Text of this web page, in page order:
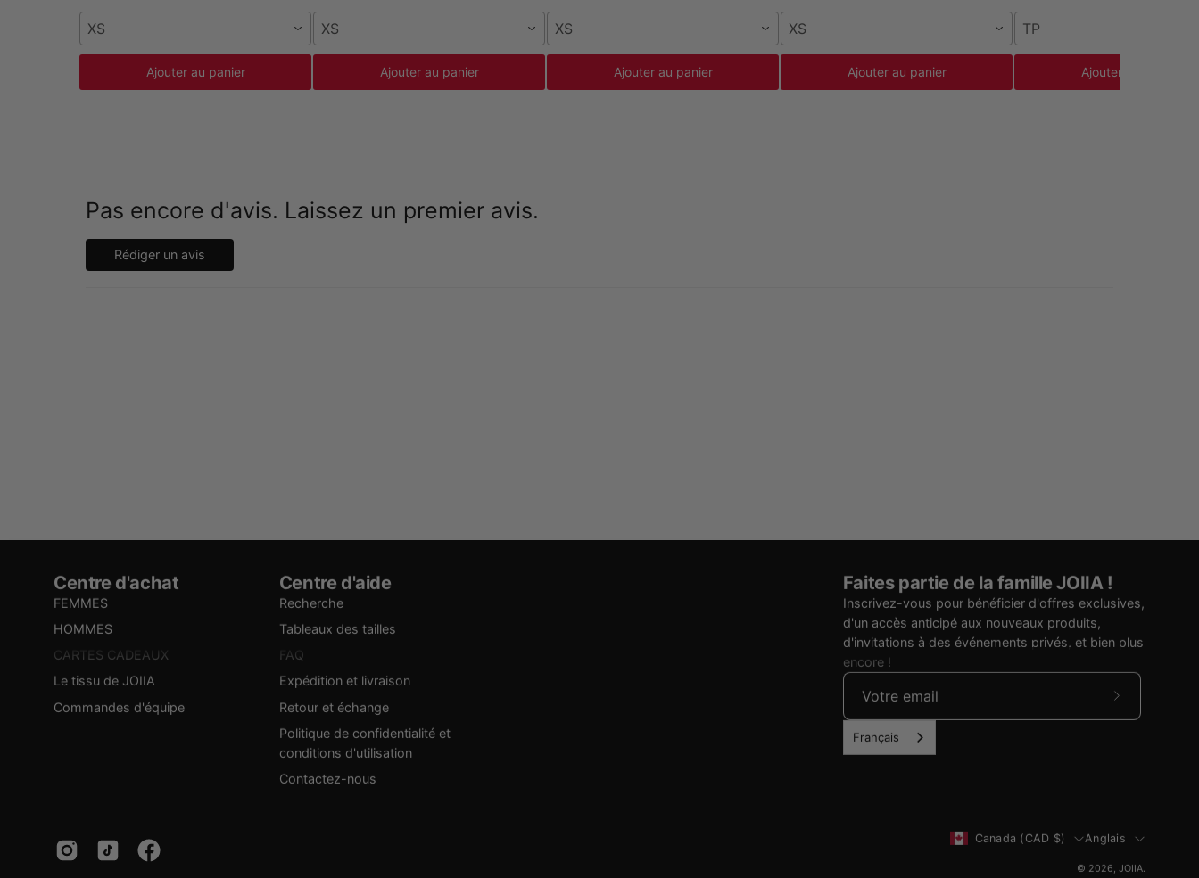
XS
Ajouter au panier
XS
Ajouter au panier
XS
Ajouter au panier
XS
Ajouter au panier
TP
Ajouter au panier
Pas encore d'avis. Laissez un premier avis.
Rédiger un avis
Centre d'achat
FEMMES
HOMMES
CARTES CADEAUX
Le tissu de JOIIA
Commandes d'équipe
Centre d'aide
Recherche
Tableaux des tailles
FAQ
Expédition et livraison
Retour et échange
Politique de confidentialité et
conditions d'utilisation
Contactez-nous
Faites partie de la famille JOIIA !
Inscrivez-vous pour bénéficier d'offres exclusives,
d'un accès anticipé aux nouveaux produits,
d'invitations à des événements privés, et bien plus
encore !
S'abonner
Français
PaysCanada (CAD $) Langue
Anglais
© 2026, JOIIA.